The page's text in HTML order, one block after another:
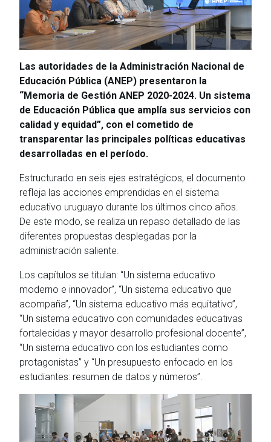
Las autoridades de la Administración Nacional de
Educación Pública (ANEP) presentaron la
“Memoria de Gestión ANEP 2020-2024. Un sistema
de Educación Pública que amplía sus servicios con
calidad y equidad”, con el cometido de
transparentar las principales políticas educativas
desarrolladas en el período.
Estructurado en seis ejes estratégicos, el documento
refleja las acciones emprendidas en el sistema
educativo uruguayo durante los últimos cinco años.
De este modo, se realiza un repaso detallado de las
diferentes propuestas desplegadas por la
administración saliente.
Los capítulos se titulan: “Un sistema educativo
moderno e innovador”, “Un sistema educativo que
acompaña”, “Un sistema educativo más equitativo”,
“Un sistema educativo con comunidades educativas
fortalecidas y mayor desarrollo profesional docente”,
“Un sistema educativo con los estudiantes como
protagonistas” y “Un presupuesto enfocado en los
estudiantes: resumen de datos y números”.